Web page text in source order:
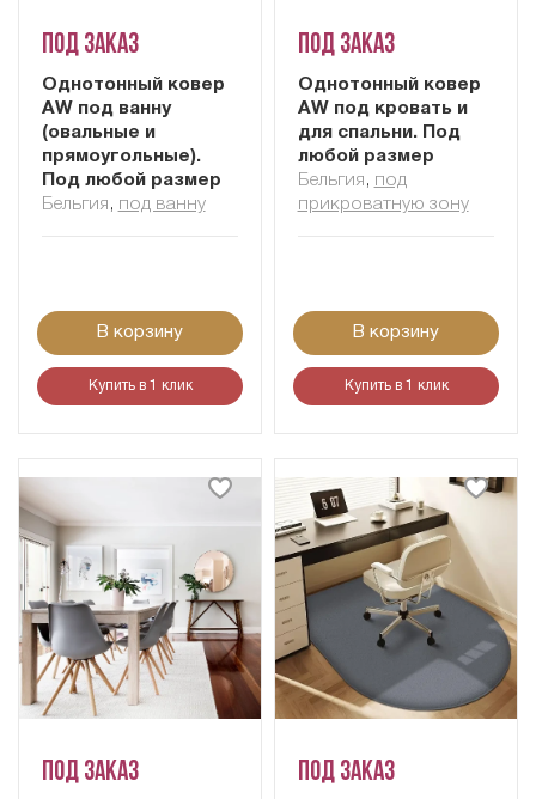
Под заказ
Однотонный ковер
AW под ванну
(овальные и
прямоугольные).
Под любой размер
Бельгия , под ванну
В корзину
Купить в 1 клик
Под заказ
Однотонный ковер
AW под кровать и
для спальни. Под
любой размер
Бельгия , под
прикроватную зону
В корзину
Купить в 1 клик
Под заказ Под заказ